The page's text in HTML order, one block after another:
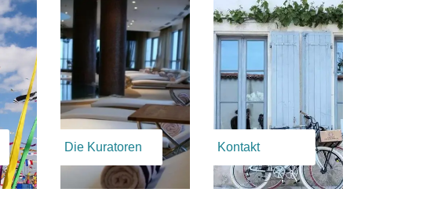
Die Kuratoren Kontakt